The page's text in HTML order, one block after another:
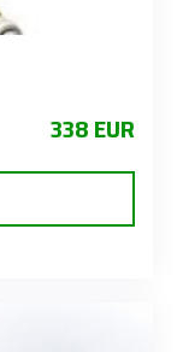
338 EUR